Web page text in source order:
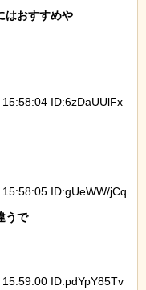
はおすすめや
ID:6zDaUUlFx
ID:gUeWW/jCq
うで
ID:pdYpY85Tv